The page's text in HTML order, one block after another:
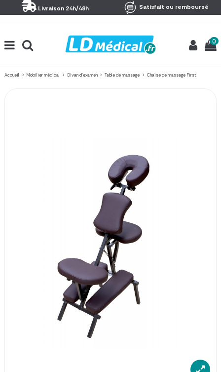
Livraison 24h/48h Satisfait ou remboursé
0
Accueil Mobilier médical Divan d'examen Table de massage Chaise de massage First
Panneau de gestion des cookies